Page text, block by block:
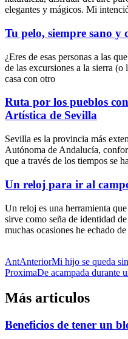
elegantes y mágicos. Mi
Tu pelo, siempre sano y
¿Eres de esas personas a las
de las excursiones a la sierra
casa con otro
Ruta por los pueblos
Artística de Sevilla
Sevilla es la provincia más
Autónoma de Andalucía,
que a través de los tiempos se
Un reloj para ir al
Un reloj es una herramienta
sirve como seña de identidad
muchas ocasiones he echado de
AntAnteriorMi hijo se queda
ProximaDe acampada durante
Más articulos
Beneficios de tener un